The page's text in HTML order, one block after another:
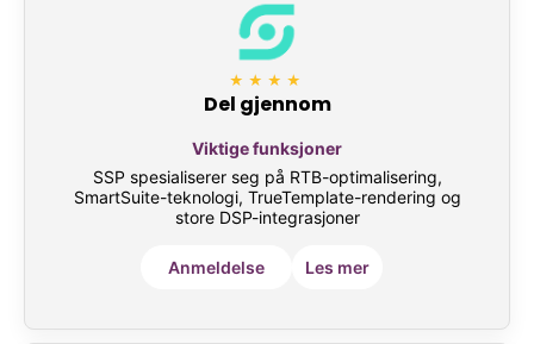
★★★★
Del gjennom
Viktige funksjoner
SSP spesialiserer seg på RTB-optimalisering,
SmartSuite-teknologi, TrueTemplate-rendering og
store DSP-integrasjoner
Anmeldelse Les mer